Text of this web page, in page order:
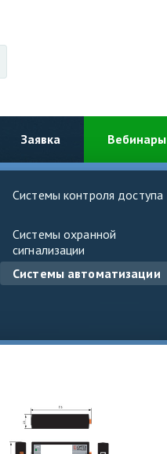
Заявка Вебинары
Системы контроля доступа
Системы охранной
сигнализации
Системы автоматизации